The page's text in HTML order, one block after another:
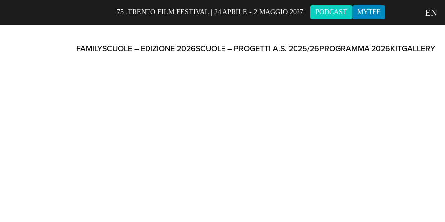
75. TRENTO FILM FESTIVAL | 24 APRILE - 2 MAGGIO 2027 PODCAST MYTFF EN
FAMILYSCUOLE – EDIZIONE 2026SCUOLE – PROGETTI A.S. 2025/26PROGRAMMA 2026KITGALLERY